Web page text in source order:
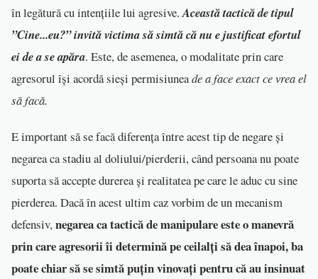
în legătură cu intențiile lui agresive. Această tactică de tipul
”Cine...eu?” invită victima să simtă că nu e justificat efortul
ei de a se apăra. Este, de asemenea, o modalitate prin care
agresorul își acordă sieși permisiuneade a face exact ce vrea el
să facă.
E important să se facă diferența între acest tip de negare și
negarea ca stadiu al doliului/pierderii, când persoana nu poate
suporta să accepte durerea și realitatea pe care le aduc cu sine
pierderea. Dacă în acest ultim caz vorbim de un mecanism
defensiv,negarea ca tactică de manipulare este o manevră
prin care agresorii îi determină pe ceilalți să dea înapoi, ba
poate chiar să se simtă puțin vinovați pentru că au insinuat